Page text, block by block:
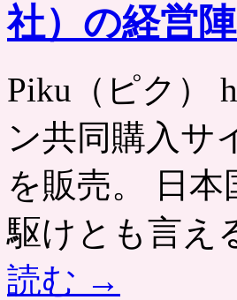
社）の経営
Piku（ピク）
ン共同購入サ
を販売。 日
駆けとも言え
読む →